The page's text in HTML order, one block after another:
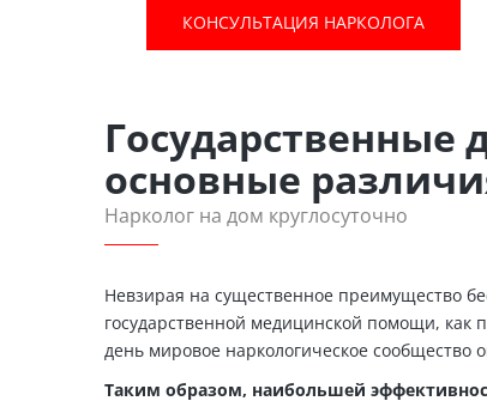
КОНСУЛЬТАЦИЯ НАРКОЛОГА
Государственные
основные
Нарколог на дом круглосуточно
Невзирая на существенное преимущество
государственной медицинской помощи, как
день мировое наркологическое
Таким образом, наибольшей